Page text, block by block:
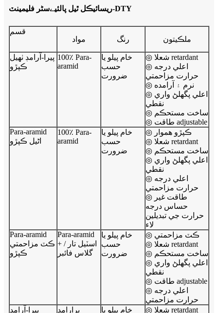
ريسائيڪل ٿيل پالئیےسٹر فليمينٽ-DTY
قسم
مواد
رنگ ملڪيتون
پيرا-آرامڊ ٺهيل
ڪپڙو
100٪ Para-
aramid
خام پيلو يا
حسب
ضرورت
◎ شعلا retardant
◎ اعلي درجه
حرارت مزاحمتي
◎ نرم ۽ آرامده
◎ اعلي پگھلڻ واري
نقطي
◎ ساخت مستحڪم
◎ طاقت adjustable
Para-aramid
اڻيل ڪپڙو
100٪ Para-
aramid
خام پيلو يا
حسب
ضرورت
◎ ڪپڙو هموار
◎ شعلا retardant
◎ ساخت مستحڪم
◎ اعلي پگھلڻ واري
نقطي
◎ اعلي درجه
حرارت مزاحمتي
◎ طاقت غير
حساس درجه
حرارت جي تبديلين
لاء
Para-aramid
ڪٽ مزاحمتي
ڪپڙو
Para-aramid
+ اسٽيل تار /
گلاس فائبر
خام پيلو يا
حسب
ضرورت
◎ ڪٽ مزاحمتي
◎ شعلا retardant
◎ ساخت مستحڪم
◎ اعلي پگھلڻ واري
نقطي
◎ طاقت adjustable
◎ اعلي درجه
حرارت مزاحمتي
پيرا-آرامڊ
پرارامڊ خام پيلو يا ◎ شعلا retardant